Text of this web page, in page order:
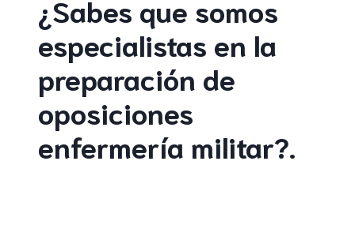
¿Sabes que somos
especialistas en la
preparación de
oposiciones
enfermería militar?.